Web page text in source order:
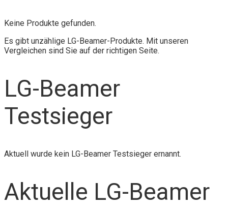
Keine Produkte gefunden.
Es gibt unzählige LG-Beamer-Produkte. Mit unseren
Vergleichen sind Sie auf der richtigen Seite.
LG-Beamer
Testsieger
Aktuell wurde kein LG-Beamer Testsieger ernannt.
Aktuelle LG-Beamer